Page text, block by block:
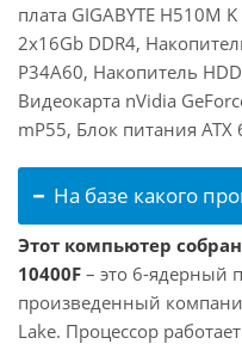
плата GIGABYTE H510M
2x16Gb DDR4,
P34A60, Накопитель
Видеокарта nVidia
mP55, Блок питания
На базе какого
Этот компьютер
10400F – это 6-ядерный
произведенный
Lake. Процессор